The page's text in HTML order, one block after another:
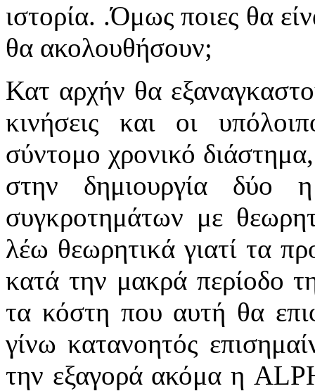
ιστορία. .Όμως ποιες θα
θα ακολουθήσουν;
Κατ αρχήν θα
κινήσεις και οι
σύντομο χρονικό
στην δημιουργία δύο
συγκροτημάτων με
λέω θεωρητικά γιατί τα
κατά την μακρά περίοδο
τα κόστη που αυτή θα
γίνω κατανοητός
την εξαγορά ακόμα η